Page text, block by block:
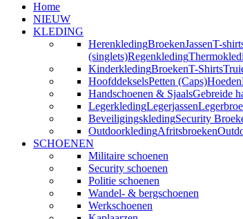
Home
NIEUW
KLEDING
HerenkledingBroekenJassenT-
(singlets)Regenkleding
KinderkledingBroekenT-Shirts
HoofddekselsPetten (Caps)Hoeden
Handschoenen & SjaalsGebreide
LegerkledingLegerjassen
BeveiligingskledingSecurity
OutdoorkledingAfritsbroeken
SCHOENEN
Militaire schoenen
Security schoenen
Politie schoenen
Wandel- & bergschoenen
Werkschoenen